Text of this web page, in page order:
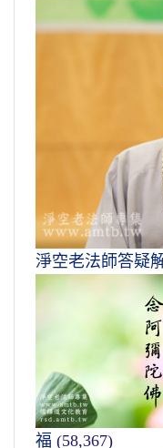
淨空老法師答疑
福 (58,367)